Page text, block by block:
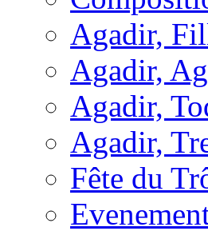
Agadir,
Agadir,
Agadir,
Agadir,
Fête du